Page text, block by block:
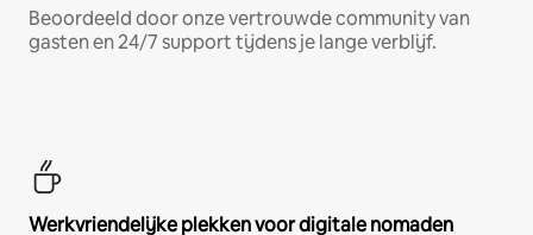
Beoordeeld door onze vertrouwde community van
gasten en 24/7 support tijdens je lange verblijf.
Werkvriendelijke plekken voor digitale nomaden